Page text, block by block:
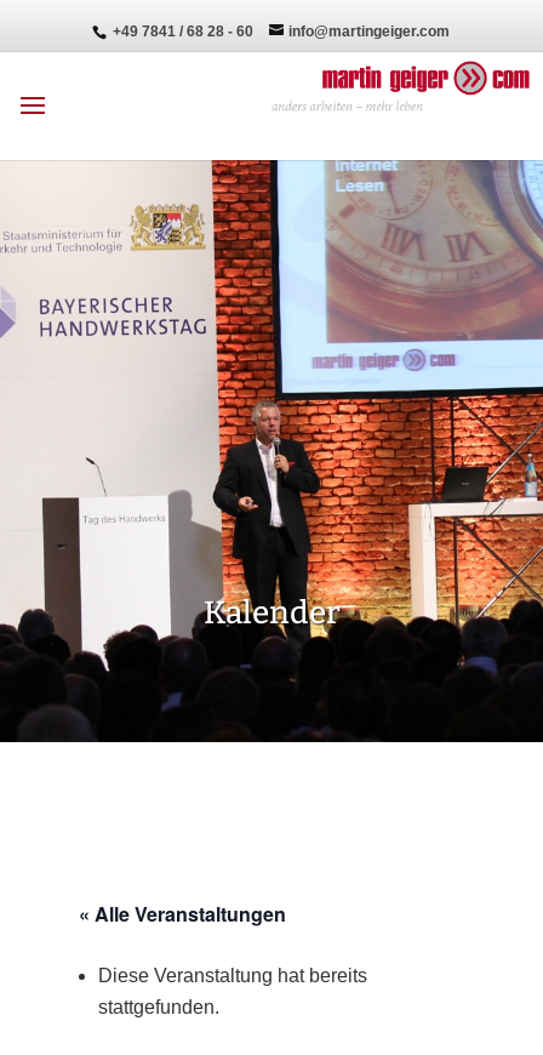
+49 7841 / 68 28 - 60 info@martingeiger.com
Kalender
« Alle Veranstaltungen
Diese Veranstaltung hat bereits
stattgefunden.